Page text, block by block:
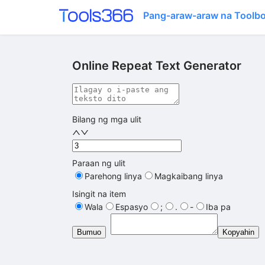
Pang-araw-araw na
Online Repeat Text Generator
Bilang ng mga ulit
Paraan ng ulit
Parehong linya
Magkaibang linya
Isingit na item
Wala
Espasyo ; . - Iba pa
Bumuo Kopyahin